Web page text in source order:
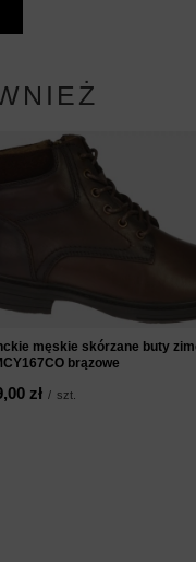
męskie skórzane buty
brązowe
zł / szt.